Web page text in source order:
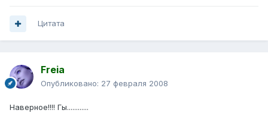
Цитата
Freia
Опубликовано: 27 февраля 2008
Наверное!!!! Гы............